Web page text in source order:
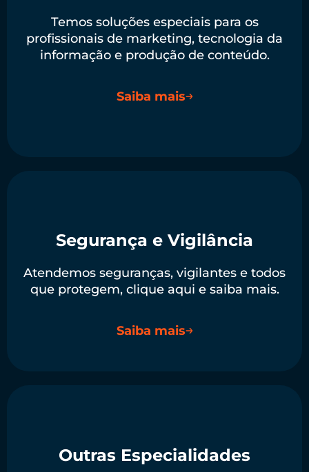
Temos soluções especiais para os
profissionais de marketing, tecnologia da
informação e produção de conteúdo.
Saiba mais
Segurança e Vigilância
Atendemos seguranças, vigilantes e todos
que protegem, clique aqui e saiba mais.
Saiba mais
Outras Especialidades